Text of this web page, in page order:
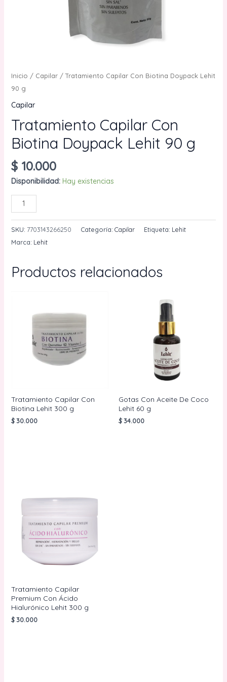
Inicio / Capilar/ Tratamiento Capilar Con Biotina Doypack Lehit
90 g
Capilar
Tratamiento Capilar Con
Biotina Doypack Lehit 90 g
$10.000
Disponibilidad: Hay existencias
Tratamiento
Capilar
Con
Biotina
90
SKU: 7703143266250 Categoría: Capilar Etiqueta: Lehit
Marca: Lehit
Productos relacionados
Tratamiento Capilar Con
Biotina Lehit 300 g
$30.000
Gotas Con Aceite De Coco
Lehit 60 g
$34.000
Tratamiento Capilar
Premium Con Ácido
Hialurónico Lehit 300 g
$30.000